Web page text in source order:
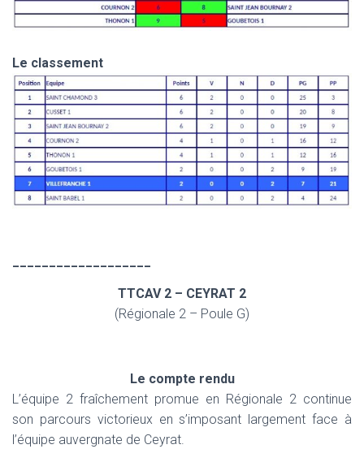
Le classement
TTCAV 2 – CEYRAT 2
(Régionale 2 – Poule G)
Le compte rendu
L’équipe 2 fraîchement promue en Régionale 2 continue
son parcours victorieux en s’imposant largement face à
l’équipe auvergnate de Ceyrat.